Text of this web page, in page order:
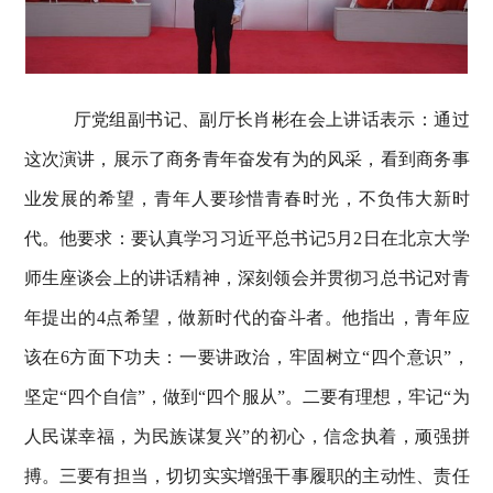
厅党组副书记、副厅长肖彬在会上讲话表示：通过
这次演讲，展示了商务青年奋发有为的风采，看到商务事
业发展的希望，青年人要珍惜青春时光，不负伟大新时
代。他要求：要认真学习习近平总书记5月2日在北京大学
师生座谈会上的讲话精神，深刻领会并贯彻习总书记对青
年提出的4点希望，做新时代的奋斗者。他指出，青年应
该在6方面下功夫：一要讲政治， 牢固树立“四个意识”，
坚定“四个自信”，做到“四个服从”。二要有理想，牢记“为
人民谋幸福，为民族谋复兴”的初心，信念执着，顽强拼
搏。三要有担当，切切实实增强干事履职的主动性、责任